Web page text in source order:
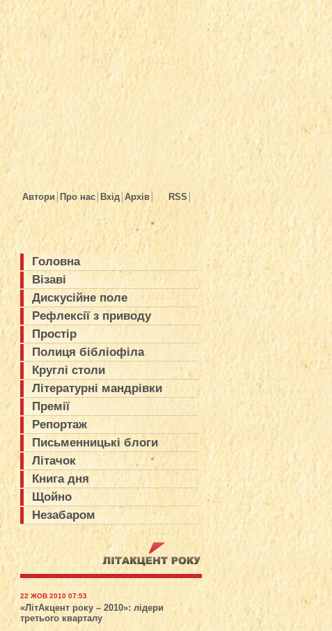
Автори Про нас Вхід Архів RSS
Головна
Візаві
Дискусійне поле
Рефлексії з приводу
Простір
Полиця бібліофіла
Круглі столи
Літературні мандрівки
Премії
Репортаж
Письменницькі блоги
Літачок
Книга дня
Щойно
Незабаром
22 ЖОВ 2010 07:53
«ЛітАкцент року – 2010»: лідери
третього кварталу